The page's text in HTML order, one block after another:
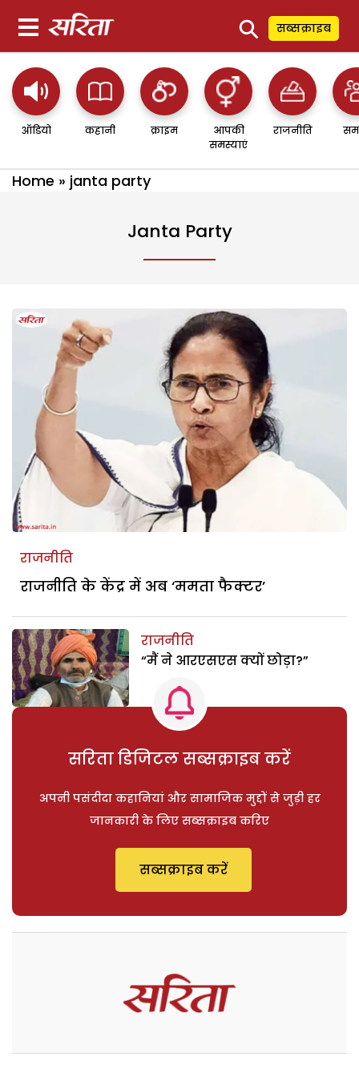
⚲ सब्सक्राइब
ऑडियो कहानी क्राइम
आपकी
समस्याएं
राजनीति
Home » janta party
Janta Party
राजनीति
राजनीति के केंद्र में अब ‘ममता फैक्टर’
राजनीति
“मैं ने आरएसएस क्यों छोड़ा?”
सरिता डिजिटल सब्सक्राइब करें
अपनी पसंदीदा कहानियां और सामाजिक मुद्दों से जुड़ी हर
जानकारी के लिए सब्सक्राइब करिए
सब्सक्राइब करें